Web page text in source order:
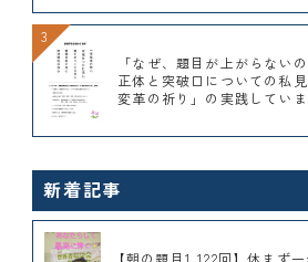
「なぜ、題目が上がらない
正体と突破口についての私
変革の祈り」の実践していま
新着記事